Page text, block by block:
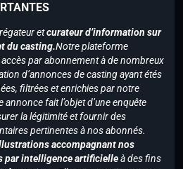
etcurateur d’information sur
du casting.Notre plateforme
par abonnement à de nombreux
d’annonces de casting ayant étés
filtrées et enrichies par notre
annonce fait l’objet d’une enquête
la légitimité et fournir des
pertinentes à nos abonnés.
accompagnant nos
par intelligence artificielleà des fins